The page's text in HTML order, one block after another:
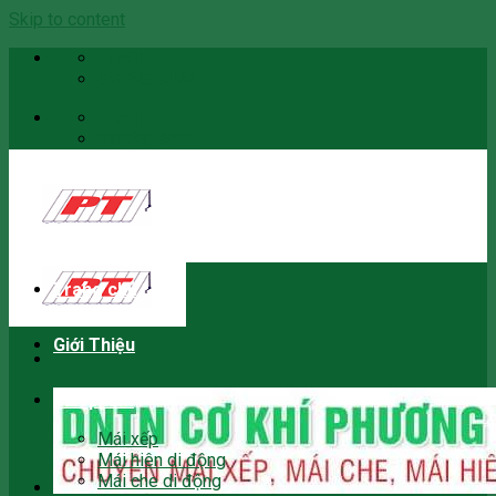
Skip to content
Trang chủ
Giới Thiệu
Sản phẩm
Mái xếp
Mái hiên di động
Mái che di động